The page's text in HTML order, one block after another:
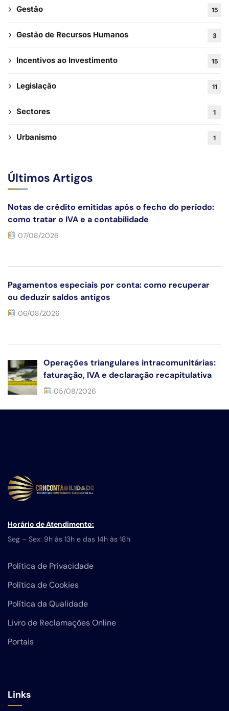
Gestão 15
Gestão de Recursos Humanos 3
Incentivos ao Investimento 15
Legislação 11
Sectores 1
Urbanismo 1
Últimos Artigos
Notas de crédito emitidas após o fecho do período:
como tratar o IVA e a contabilidade
07/08/2026
Pagamentos especiais por conta: como recuperar
ou deduzir saldos antigos
06/08/2026
Operações triangulares intracomunitárias:
faturação, IVA e declaração recapitulativa
05/08/2026
Horário de Atendimento:
Seg – Sex: 9h às 13h e das 14h às 18h
Política de Privacidade
Política de Cookies
Política da Qualidade
Livro de Reclamações Online
Portais
Links
Li e aceito aPolítica de Privacidade